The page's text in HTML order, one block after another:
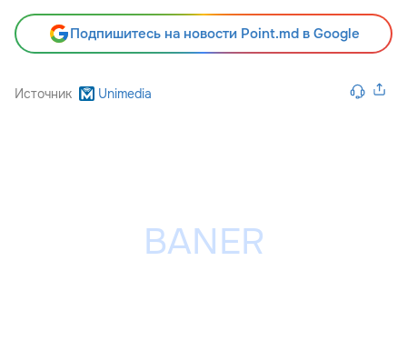
Подпишитесь на новости Point.md в Google
Источник Unimedia